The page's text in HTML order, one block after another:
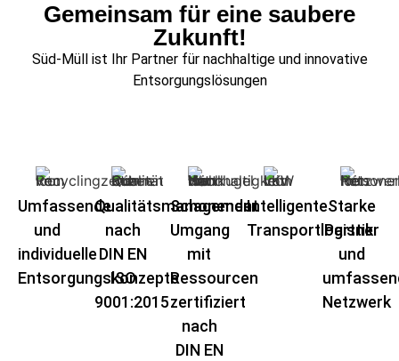
Gemeinsam für eine saubere
Zukunft!
Süd-Müll ist Ihr Partner für nachhaltige und innovative
Entsorgungslösungen
Umfassende
und
individuelle
Entsorgungskonzepte
Qualitätsmanagement
nach
DIN EN
ISO
9001:2015
Schonender
Umgang
mit
Ressourcen
zertifiziert
nach
DIN EN
Intelligente
Transportlogistik​
Starke
Partner
und
Netzwerk